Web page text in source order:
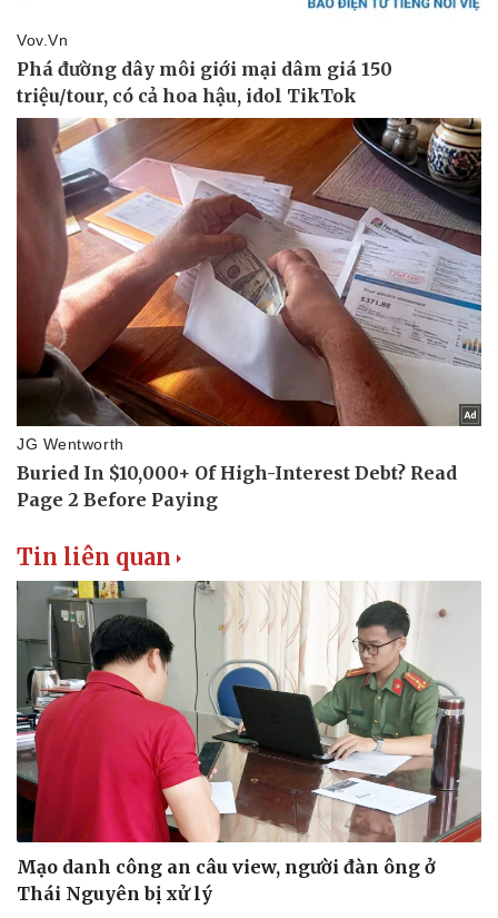
Thể thao
Bóng đá
Lịch thi đấu bóng đá
Thế giới thể thao
eSports
Hậu trường
Ô tô - Xe máy
Ô tô
Xe máy
Tư vấn
Tin liên quan
Mạo danh công an câu view, người đàn ông ở
Thái Nguyên bị xử lý